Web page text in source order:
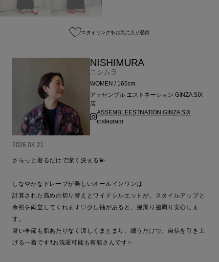
スタイリングをお気に入り登録
NISHIMURA
ニシムラ
WOMEN / 165cm
アッセンブル エストネーション GINZA SIX
店
ASSEMBLEESTNATION GINZA SIX
instagram
2026.04.21
さらっと着るだけで潔く決まる💫
しなやかなドレープが美しいオールインワンは
計算された高めの切り替えとワイドシルエットが、スタイルアップと
余裕を両立してくれます♡少し袖があると、腕周り脇周り安心しま
す。
暑い季節も肌あたりなく涼しくまとまり、纏うだけで、自信を引き上
げる一着です‼︎お洗濯可能も有能さんです✨